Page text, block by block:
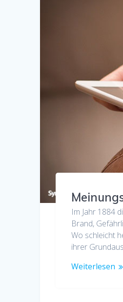
Im Jahr 1884
Brand,
Wo schleicht
ihrer
Weiterlesen